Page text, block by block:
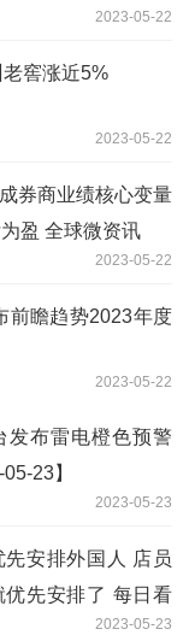
2023-05-22
窖涨近5%
2023-05-22
券商业绩核心变量
盈 全球微资讯
2023-05-22
前瞻趋势2023年度
2023-05-22
发布雷电橙色预警
23】
2023-05-23
安排外国人 店员
先安排了 每日看
2023-05-23